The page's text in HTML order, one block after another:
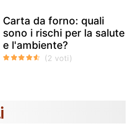
Carta da forno: quali
sono i rischi per la salute
e l'ambiente?